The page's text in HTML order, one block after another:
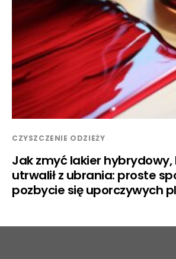
CZYSZCZENIE ODZIEŻY
Jak zmyć lakier hybrydowy,
utrwalił z ubrania: proste
pozbycie się uporczywych